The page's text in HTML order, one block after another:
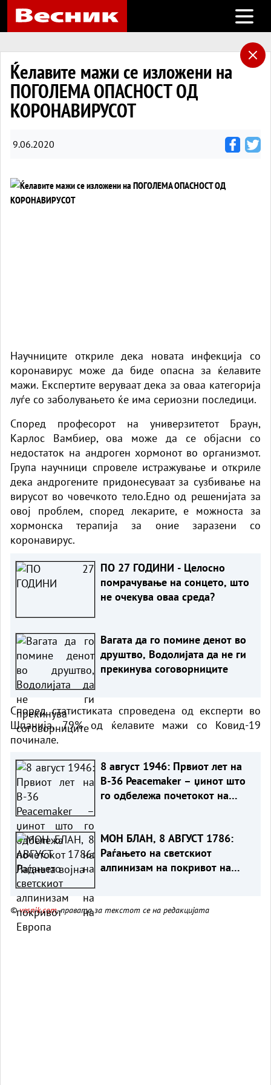
Open
Ќелавите мажи се изложени на
ПОГОЛЕМА ОПАСНОСТ ОД
КОРОНАВИРУСОТ
9.06.2020
Научниците откриле дека новата инфекција со
коронавирус може да биде опасна за ќелавите
мажи. Експертите веруваат дека за оваа категорија
луѓе со заболувањето ќе има сериозни последици.
Според професорот на универзитетот Браун,
Карлос Вамбиер, ова може да се објасни со
недостаток на андроген хормонот во организмот.
Група научници спровеле истражување и откриле
дека андрогените придонесуваат за сузбивање на
вирусот во човечкото тело.Едно од решенијата за
овој проблем, според лекарите, е можноста за
хормонска терапија за оние заразени со
коронавирус.
ПО 27 ГОДИНИ - Целосно
помрачување на сонцето, што
не очекува оваа среда?
Вагата да го помине денот во
друштво, Водолијата да не ги
прекинува соговорниците
Според статистиката спроведена од експерти во
Шпанија, 79% од ќелавите мажи со Ковид-19
починале.
8 август 1946: Првиот лет на
B-36 Peacemaker – џинот што
го одбележа почетокот на
МОН БЛАН, 8 АВГУСТ 1786:
Раѓањето на светскиот
алпинизам на покривот на
©vesnik.com, правата за текстот се на редакцијата